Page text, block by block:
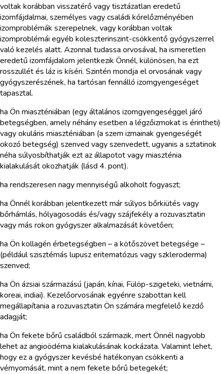
voltak korábban visszatérő vagy tisztázatlan eredetű
izomfájdalmai, személyes vagy családi kórelőzményében
izomproblémák szerepelnek, vagy korábban voltak
izomproblémái egyéb koleszterinszint-csökkentő gyógyszerrel
való kezelés alatt. Azonnal tudassa orvosával, ha ismeretlen
eredetű izomfájdalom jelentkezik Önnél, különösen, ha ezt
rosszullét és láz is kíséri. Szintén mondja el orvosának vagy
gyógyszerészének, ha tartósan fennálló izomgyengeséget
tapasztal.
ha Ön miaszténiában (egy általános izomgyengeséggel járó
betegségben, amely néhány esetben a légzőizmokat is érintheti)
vagy okuláris miaszténiában (a szem izmainak gyengeségét
okozó betegség) szenved vagy szenvedett, ugyanis a sztatinok
néha súlyosbíthatják ezt az állapotot vagy miaszténia
kialakulását okozhatják (lásd 4. pont).
ha rendszeresen nagy mennyiségű alkoholt fogyaszt;
ha Önnél korábban jelentkezett már súlyos bőrkiütés vagy
bőrhámlás, hólyagosodás és/vagy szájfekély a rozuvasztatin
vagy más rokon gyógyszer alkalmazását követően;
ha Ön kollagén érbetegségben – a kötőszövet betegsége –
(például szisztémás lupusz eritematózus vagy szkleroderma)
szenved;
ha Ön ázsiai származású (japán, kínai, Fülöp-szigeteki, vietnámi,
koreai, indiai). Kezelőorvosának egyénre szabottan kell
megállapítania a rozuvasztatin Ön számára megfelelő kezdő
adagját;
ha Ön fekete bőrű családból származik, mert Önnél nagyobb
lehet az angioödéma kialakulásának kockázata. Valamint lehet,
hogy ez a gyógyszer kevésbé hatékonyan csökkenti a
vérnyomását, mint a nem fekete bőrű betegekét;